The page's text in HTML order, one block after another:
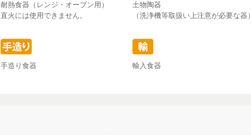
耐熱食器（レンジ・オーブン用）
直火には使用できません。
土物陶器
（洗浄機等取扱い上注意が必要な器）
手造り食器 輸入食器